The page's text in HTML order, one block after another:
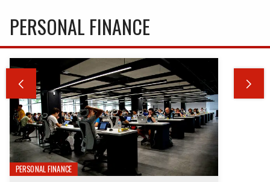
PERSONAL FINANCE
 
PERSONAL FINANCE